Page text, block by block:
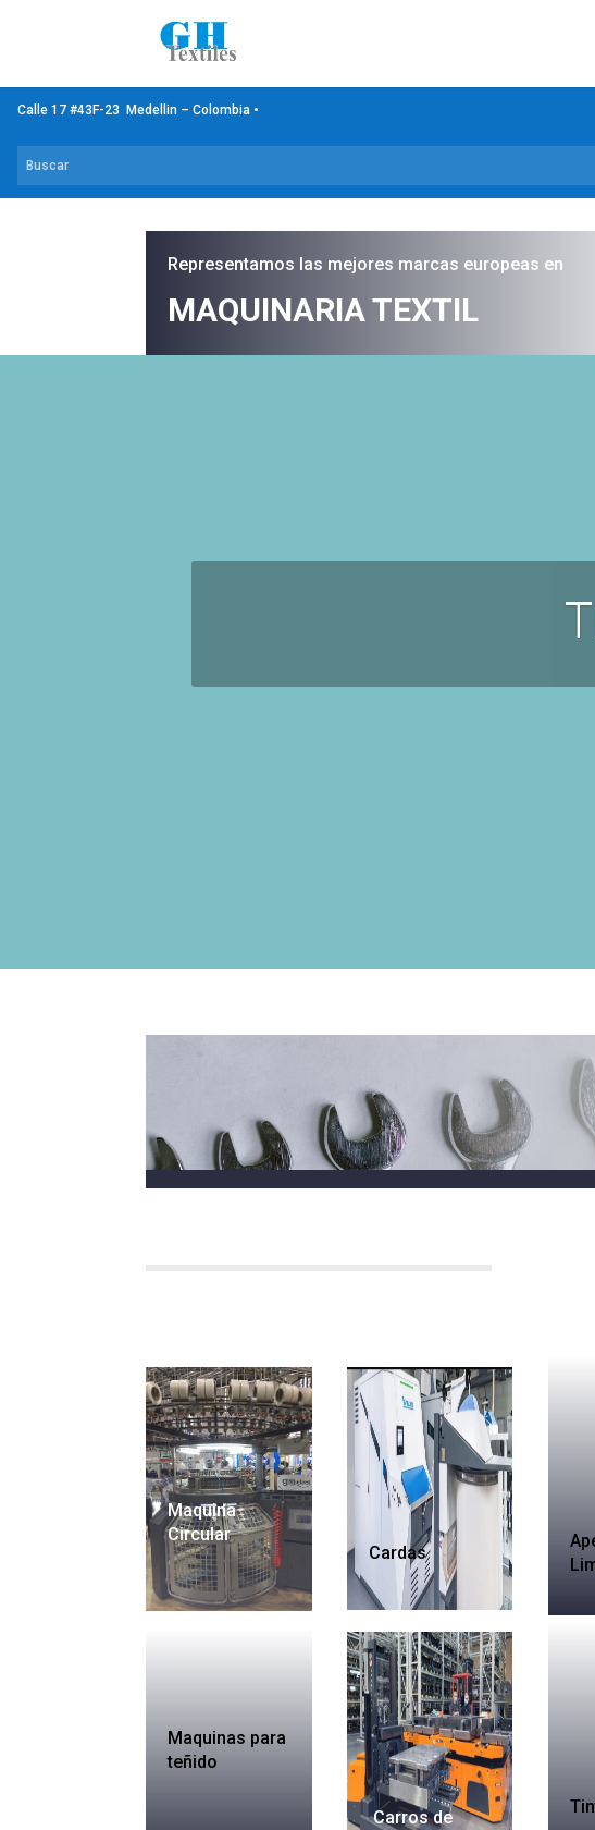
Calle 17 #43F-23 Medellin – Colombia •
Representamos las mejores marcas europeas en
MAQUINARIA TEXTIL
Maquina
Circular
Maquinas para
teñido
Cardas
Carros de